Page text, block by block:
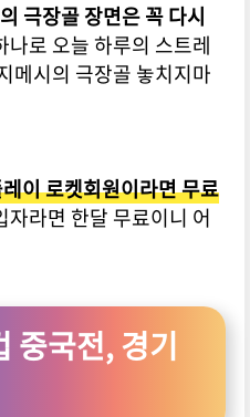
극장골 장면은 꼭 다시
나로 오늘 하루의 스트레
메시의 극장골 놓치지마
이 로켓회원이라면 무료
라면 한달 무료이니 어
국전, 경기